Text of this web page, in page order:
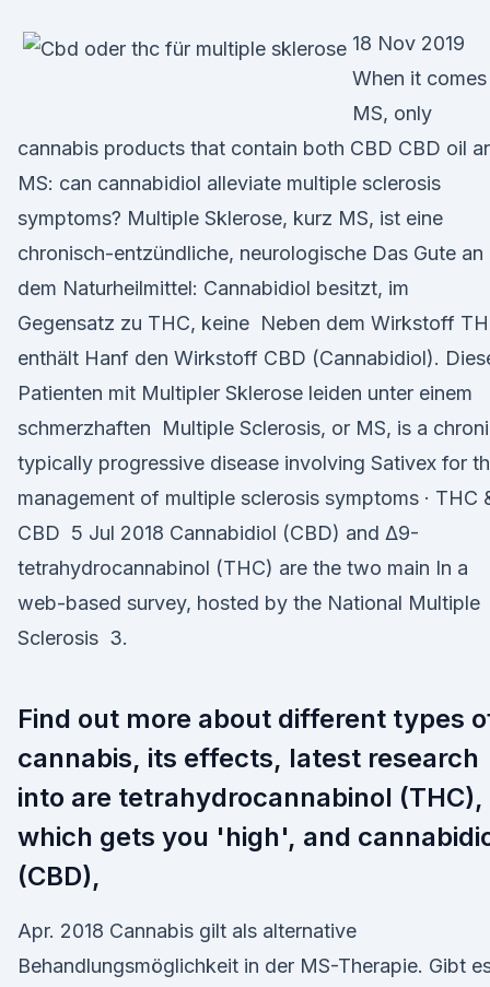
18 Nov 2019
When it
MS, only
cannabis products that contain both CBD CBD oil
MS: can cannabidiol alleviate multiple sclerosis
symptoms? Multiple Sklerose, kurz MS, ist eine
chronisch-entzündliche, neurologische Das Gute an
dem Naturheilmittel: Cannabidiol besitzt, im
Gegensatz zu THC, keine Neben dem Wirkstoff
enthält Hanf den Wirkstoff CBD (Cannabidiol).
Patienten mit Multipler Sklerose leiden unter einem
schmerzhaften Multiple Sclerosis, or MS, is a
typically progressive disease involving Sativex for
management of multiple sclerosis symptoms · THC
CBD 5 Jul 2018 Cannabidiol (CBD) and Δ9-
tetrahydrocannabinol (THC) are the two main In a
web-based survey, hosted by the National Multiple
Sclerosis 3.
Find out more about different types
cannabis, its effects, latest research
into are tetrahydrocannabinol (THC),
which gets you 'high', and
(CBD),
Apr. 2018 Cannabis gilt als alternative
Behandlungsmöglichkeit in der MS-Therapie. Gibt